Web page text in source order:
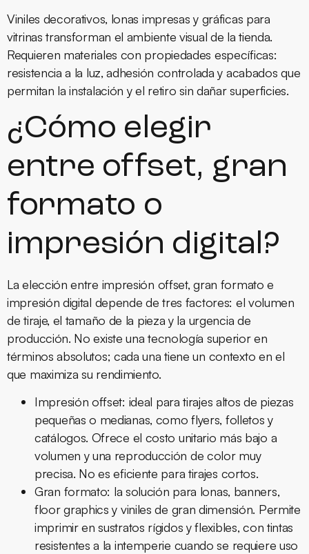
Viniles decorativos, lonas impresas y gráficas para
vitrinas transforman el ambiente visual de la tienda.
Requieren materiales con propiedades específicas:
resistencia a la luz, adhesión controlada y acabados que
permitan la instalación y el retiro sin dañar superficies.
¿Cómo elegir
entre offset, gran
formato o
impresión digital?
La elección entre impresión offset, gran formato e
impresión digital depende de tres factores: el volumen
de tiraje, el tamaño de la pieza y la urgencia de
producción. No existe una tecnología superior en
términos absolutos; cada una tiene un contexto en el
que maximiza su rendimiento.
Impresión offset: ideal para tirajes altos de piezas
pequeñas o medianas, como flyers, folletos y
catálogos. Ofrece el costo unitario más bajo a
volumen y una reproducción de color muy
precisa. No es eficiente para tirajes cortos.
Gran formato: la solución para lonas, banners,
floor graphics y viniles de gran dimensión. Permite
imprimir en sustratos rígidos y flexibles, con tintas
resistentes a la intemperie cuando se requiere uso